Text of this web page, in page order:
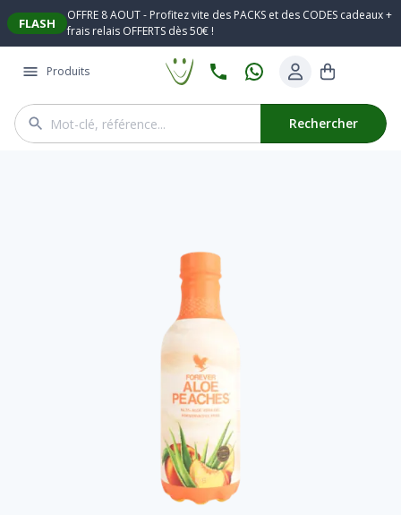
FLASH
OFFRE 8 AOUT - Profitez vite des PACKS et des CODES cadeaux +
frais relais OFFERTS dès 50€ !
Produits
Rechercher